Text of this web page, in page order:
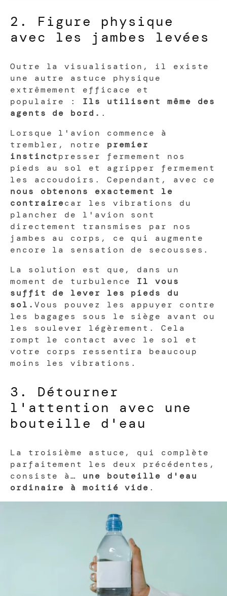
2. Figure physique
avec les jambes levées
Outre la visualisation, il existe
une autre astuce physique
extrêmement efficace et
populaire : Ils utilisent même des
agents de bord. .
Lorsque l'avion commence à
trembler, notre premier
instinctpresser fermement nos
pieds au sol et agripper fermement
les accoudoirs. Cependant, avec ce
nous obtenons exactement le
contrairecar les vibrations du
plancher de l'avion sont
directement transmises par nos
jambes au corps, ce qui augmente
encore la sensation de secousses.
La solution est que, dans un
moment de turbulence
Il vous
suffit de lever les pieds du
sol. Vous pouvez les appuyer contre
les bagages sous le siège avant ou
les soulever légèrement. Cela
rompt le contact avec le sol et
votre corps ressentira beaucoup
moins les vibrations.
3. Détourner
l'attention avec une
bouteille d'eau
La troisième astuce, qui complète
parfaitement les deux précédentes,
consiste à… une bouteille d'eau
ordinaire à moitié vide .